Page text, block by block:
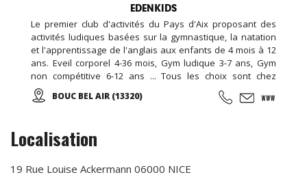
EDENKIDS
Le premier club d'activités du Pays d'Aix proposant des
activités ludiques basées sur la gymnastique, la natation
et l'apprentissage de l'anglais aux enfants de 4 mois à 12
ans. Eveil corporel 4-36 mois, Gym ludique 3-7 ans, Gym
non compétitive 6-12 ans ... Tous les choix sont chez
EDENKIDS !
BOUC BEL AIR (13320)
Localisation
19 Rue Louise Ackermann 06000 NICE